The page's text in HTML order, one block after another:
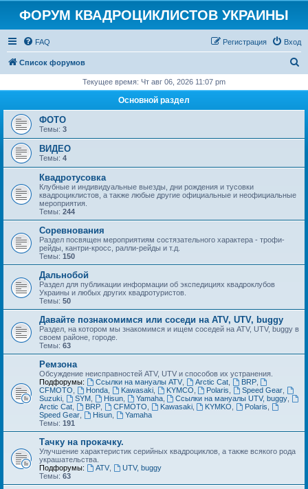
ФОРУМ КВАДРОЦИКЛИСТОВ УКРАИНЫ
FAQ Вход
Регистрация
Список форумов
с
Текущее время: Чт авг 06, 2026 11:07 pm
Основной раздел
ФОТО
Темы: 3
ВИДЕО
Темы: 4
Квадротусовка
Клубные и индивидуальные выезды, дни рождения и тусовки
квадроциклистов, а также любые другие официальные и неофициальные
мероприятия.
Темы: 244
Соревнования
Раздел посвящен мероприятиям состязательного характера - трофи-
рейды, кантри-кросс, ралли-рейды и т.д.
Темы: 150
Дальнобой
Раздел для публикации информации об экспедициях квадроклубов
Украины и любых других квадротуристов.
Темы: 50
Давайте познакомимся или соседи на ATV, UTV, buggy
Раздел, на котором мы знакомимся и ищем соседей на ATV, UTV, buggy в
своем районе, городе.
Темы: 63
Ремзона
Обсуждение неисправностей ATV, UTV и способов их устранения.
Подфорумы:
Ссылки на мануалы ATV, Arctic Cat, BRP,
CFMOTO
Honda, Kawasaki, KYMCO Polaris Speed Gear
Suzuki
SYM, Hisun, Yamaha, Ссылки на мануалы UTV, buggy
Arctic Cat
BRP, CFMOTO Kawasaki, KYMKO Polaris
Speed Gear
Hisun,
Yamaha
Темы: 191
Тачку на прокачку.
Улучшение характеристик серийных квадроциклов, а также всякого рода
украшательства.
Подфорумы:
ATV,
UTV, buggy
Темы: 63